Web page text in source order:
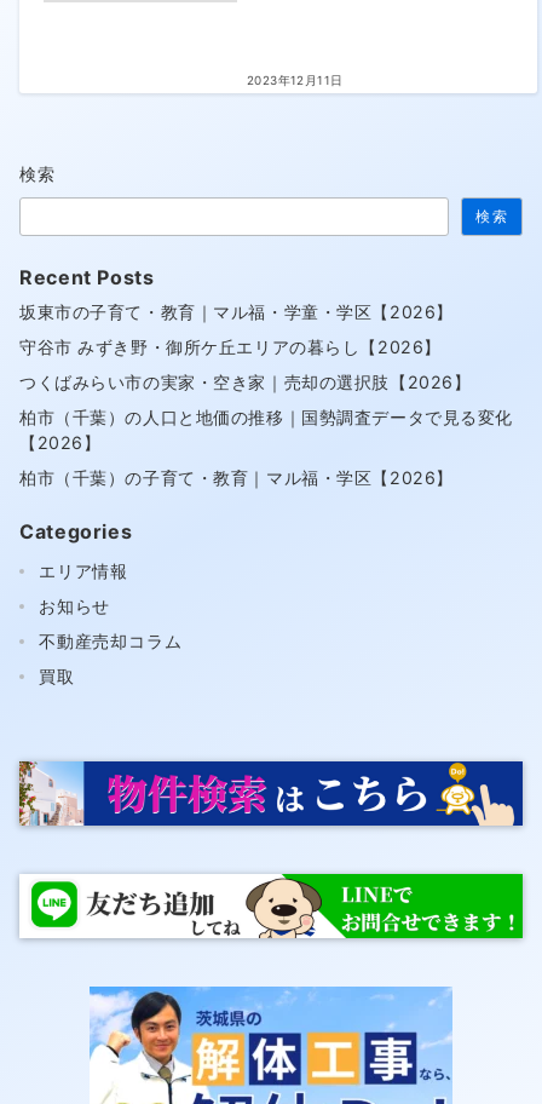
2023年12月11日
検索
検索
Recent Posts
坂東市の子育て・教育｜マル福・学童・学区【2026】
守谷市 みずき野・御所ケ丘エリアの暮らし【2026】
つくばみらい市の実家・空き家｜売却の選択肢【2026】
柏市（千葉）の人口と地価の推移｜国勢調査データで見る変化
【2026】
柏市（千葉）の子育て・教育｜マル福・学区【2026】
Categories
エリア情報
お知らせ
不動産売却コラム
買取